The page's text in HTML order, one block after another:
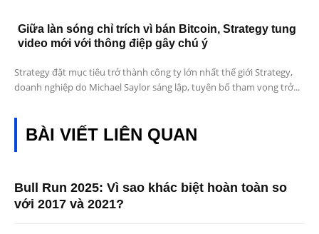
Giữa làn sóng chỉ trích vì bán Bitcoin, Strategy tung
video mới với thông điệp gây chú ý
Strategy đặt mục tiêu trở thành công ty lớn nhất thế giới Strategy,
doanh nghiệp do Michael Saylor sáng lập, tuyên bố tham vọng trở...
BÀI VIẾT LIÊN QUAN
Bull Run 2025: Vì sao khác biệt hoàn toàn so
với 2017 và 2021?